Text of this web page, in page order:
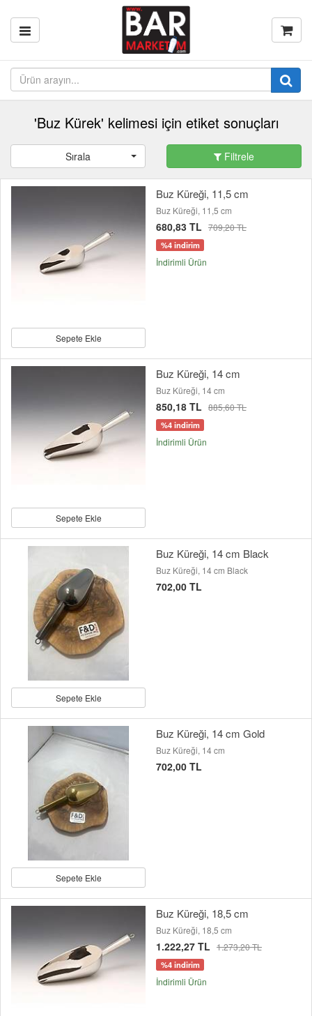
'Buz Kürek' kelimesi için etiket sonuçları
Sırala Filtrele
Sepete Ekle
Buz Küreği, 11,5 cm
Buz Küreği, 11,5 cm
680,83 TL 709,20 TL
%4 indirim
İndirimli Ürün
Sepete Ekle
Buz Küreği, 14 cm
Buz Küreği, 14 cm
850,18 TL 885,60 TL
%4 indirim
İndirimli Ürün
Sepete Ekle
Buz Küreği, 14 cm Black
Buz Küreği, 14 cm Black
702,00 TL
Sepete Ekle
Buz Küreği, 14 cm Gold
Buz Küreği, 14 cm
702,00 TL
Buz Küreği, 18,5 cm
Buz Küreği, 18,5 cm
1.222,27 TL 1.273,20 TL
%4 indirim
İndirimli Ürün